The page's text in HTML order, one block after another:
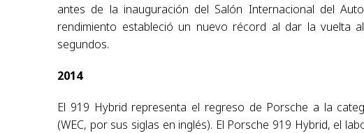
antes de la inauguración del Salón Internacional del
rendimiento estableció un nuevo récord al dar la vuelta
segundos.
2014
El 919 Hybrid representa el regreso de Porsche a la
(WEC, por sus siglas en inglés). El Porsche 919 Hybrid, el